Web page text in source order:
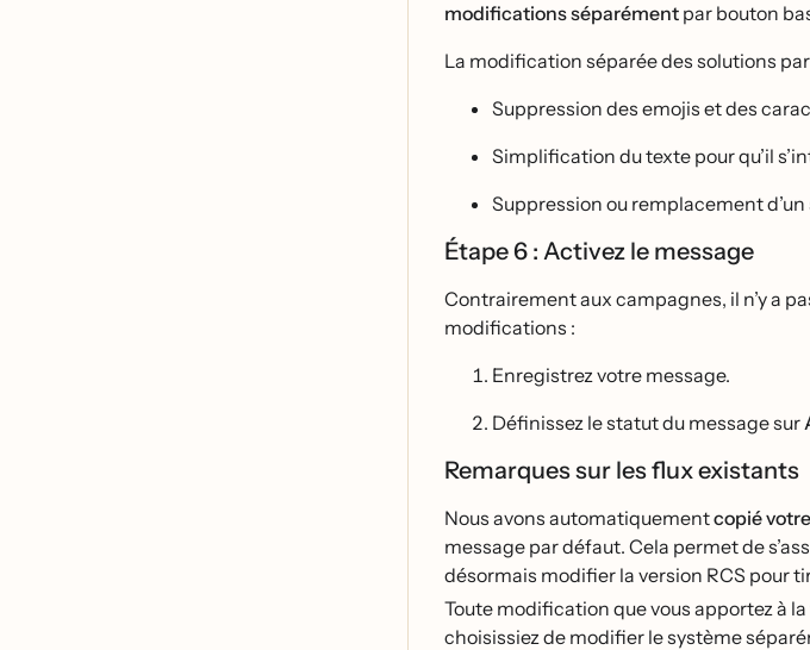
modifications séparément par bouton
La modification séparée des solutions
Suppression des emojis et des
Simplification du texte pour qu’il
Suppression ou remplacement
Étape 6 : Activez le message
Contrairement aux campagnes, il n’y a
modifications :
Enregistrez votre message.
Définissez le statut du message sur
Remarques sur les flux existants
Nous avons automatiquementcopié
message par défaut. Cela permet de
désormais modifier la version RCS pour
Toute modification que vous apportez à
choisissiez de modifier le système